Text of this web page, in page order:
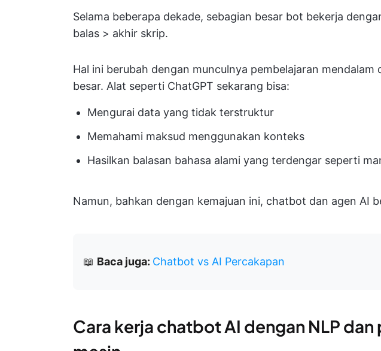
Selama beberapa dekade, sebagian besar bot bekerja
balas > akhir skrip.
Hal ini berubah dengan munculnya pembelajaran mendalam
besar. Alat seperti ChatGPT sekarang bisa:
Mengurai data yang tidak terstruktur
Memahami maksud menggunakan konteks
Hasilkan balasan bahasa alami yang terdengar seperti
Namun, bahkan dengan kemajuan ini, chatbot dan agen AI
📖 Baca juga: Chatbot vs AI Percakapan
Cara kerja chatbot AI dengan NLP